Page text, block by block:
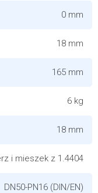
0 mm
18 mm
165 mm
6 kg
18 mm
i mieszek z 1.4404
DN50-PN16 (DIN/EN)